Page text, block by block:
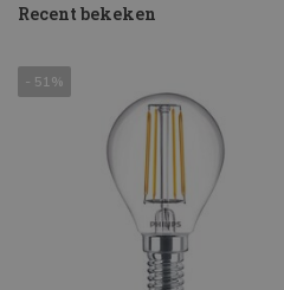
Recent bekeken
- 51%